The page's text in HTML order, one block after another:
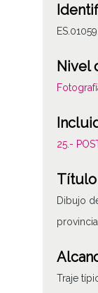
Nivel
25.-
Título
Dibujo
Traje